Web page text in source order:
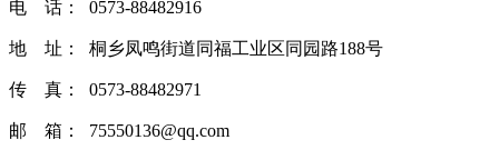
电 话： 0573-88482916
地 址： 桐乡凤鸣街道同福工业区同园路188号
传 真： 0573-88482971
邮 箱： 75550136@qq.com